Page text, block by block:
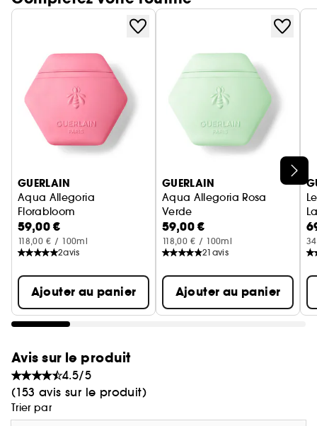
parfum.
GUERLAIN
Aqua Allegoria
Florabloom
Crème Mains
59,00 €
118,00 € / 100ml
2avis
Ajouter au panier
GUERLAIN
Aqua Allegoria Rosa
Verde
Crème Mains
59,00 €
118,00 € / 100ml
21 avis
Ajouter au panier
Avis sur le produit
4.5/5
(153 avis sur le produit)
Trier par